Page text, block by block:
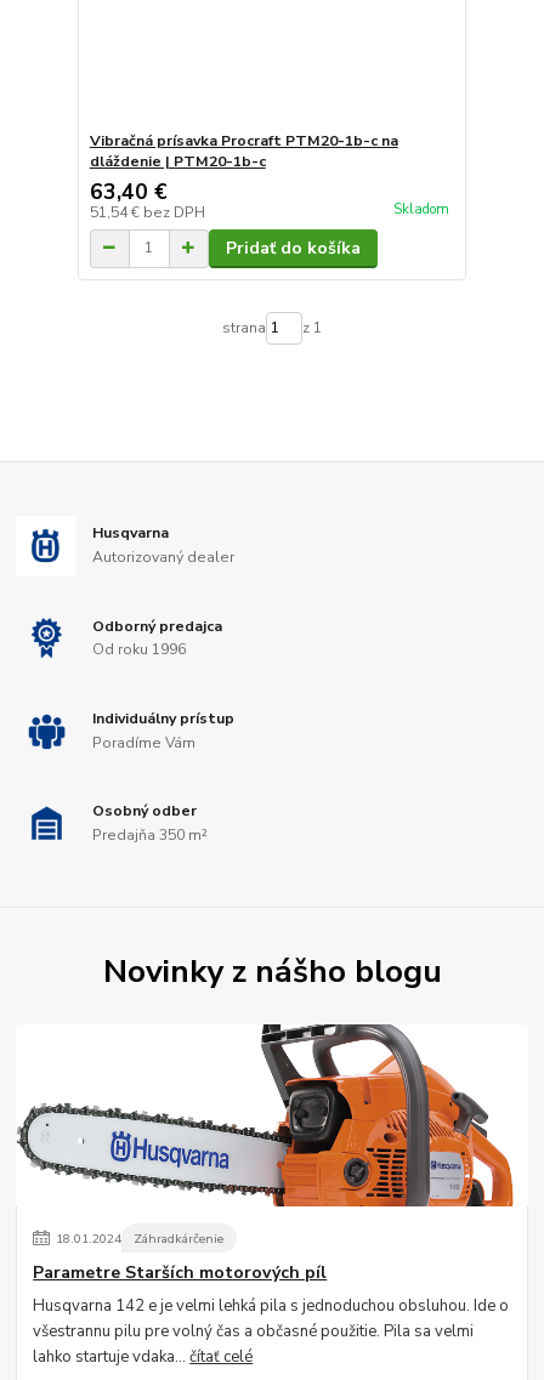
Vibračná prísavka Procraft PTM20-1b-c na
dláždenie | PTM20-1b-c
63,40 €
51,54 € bez DPH Skladom
Pridať do košíka
strana z 1
Husqvarna
Autorizovaný dealer
Odborný predajca
Od roku 1996
Individuálny prístup
Poradíme Vám
Osobný odber
Predajňa 350 m²
Novinky z nášho blogu
18.01.2024 Záhradkárčenie
Parametre Starších motorových píl
Husqvarna 142 e je velmi lehká pila s jednoduchou obsluhou. Ide o
všestrannu pilu pre volný čas a občasné použitie. Pila sa velmi
lahko startuje vdaka...čítať celé